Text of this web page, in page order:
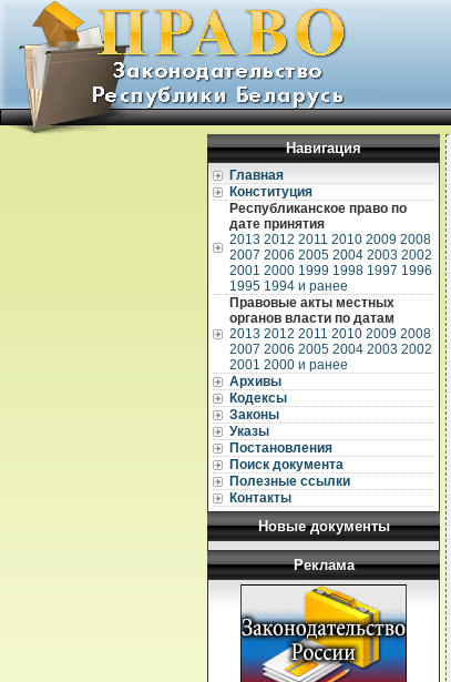
Навигация
Главная
Конституция
Республиканское право по
дате принятия
2013 2012 2011 2010 2009 2008
2007 2006 2005 2004 2003 2002
2001 2000 1999 1998 1997 1996
1995 1994 и ранее
Правовые акты местных
органов власти по датам
2013 2012 2011 2010 2009 2008
2007 2006 2005 2004 2003 2002
2001 2000 и ранее
Архивы
Кодексы
Законы
Указы
Постановления
Поиск документа
Полезные ссылки
Контакты
Новые документы
Реклама